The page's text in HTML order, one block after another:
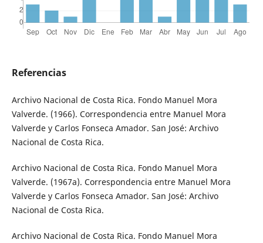
Referencias
Archivo Nacional de Costa Rica. Fondo Manuel Mora
Valverde. (1966). Correspondencia entre Manuel Mora
Valverde y Carlos Fonseca Amador. San José: Archivo
Nacional de Costa Rica.
Archivo Nacional de Costa Rica. Fondo Manuel Mora
Valverde. (1967a). Correspondencia entre Manuel Mora
Valverde y Carlos Fonseca Amador. San José: Archivo
Nacional de Costa Rica.
Archivo Nacional de Costa Rica. Fondo Manuel Mora